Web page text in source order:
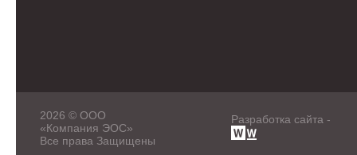
2026 © ООО
«Компания ЭОС»
Все права Защищены
Разработка сайта -